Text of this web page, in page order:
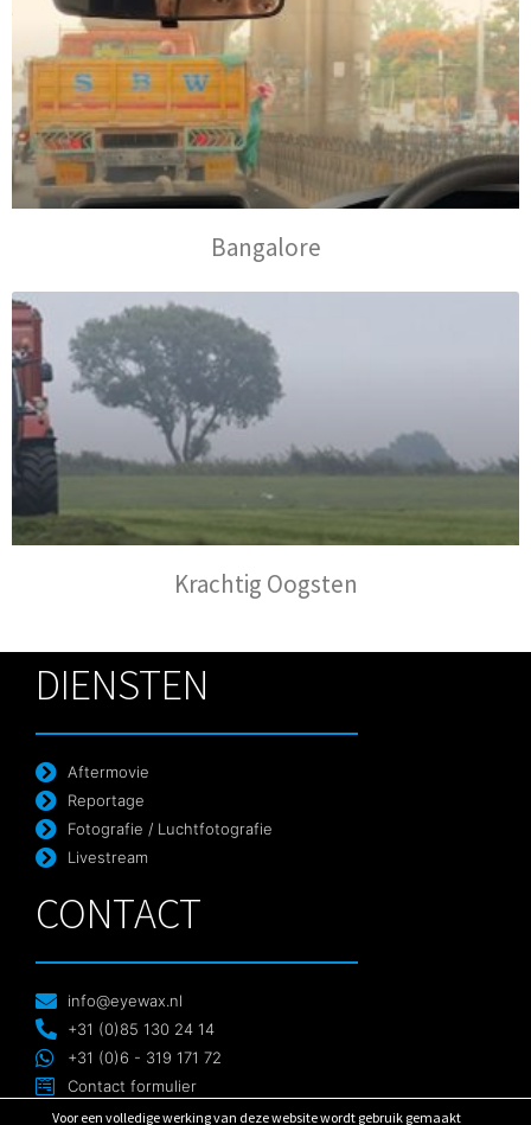
Bangalore
Krachtig Oogsten
DIENSTEN
Aftermovie
Reportage
Fotografie / Luchtfotografie
Livestream
CONTACT
info@eyewax.nl
+31 (0)85 130 24 14
+31 (0)6 - 319 171 72
Contact formulier
Voor een volledige werking van deze website wordt gebruik gemaakt